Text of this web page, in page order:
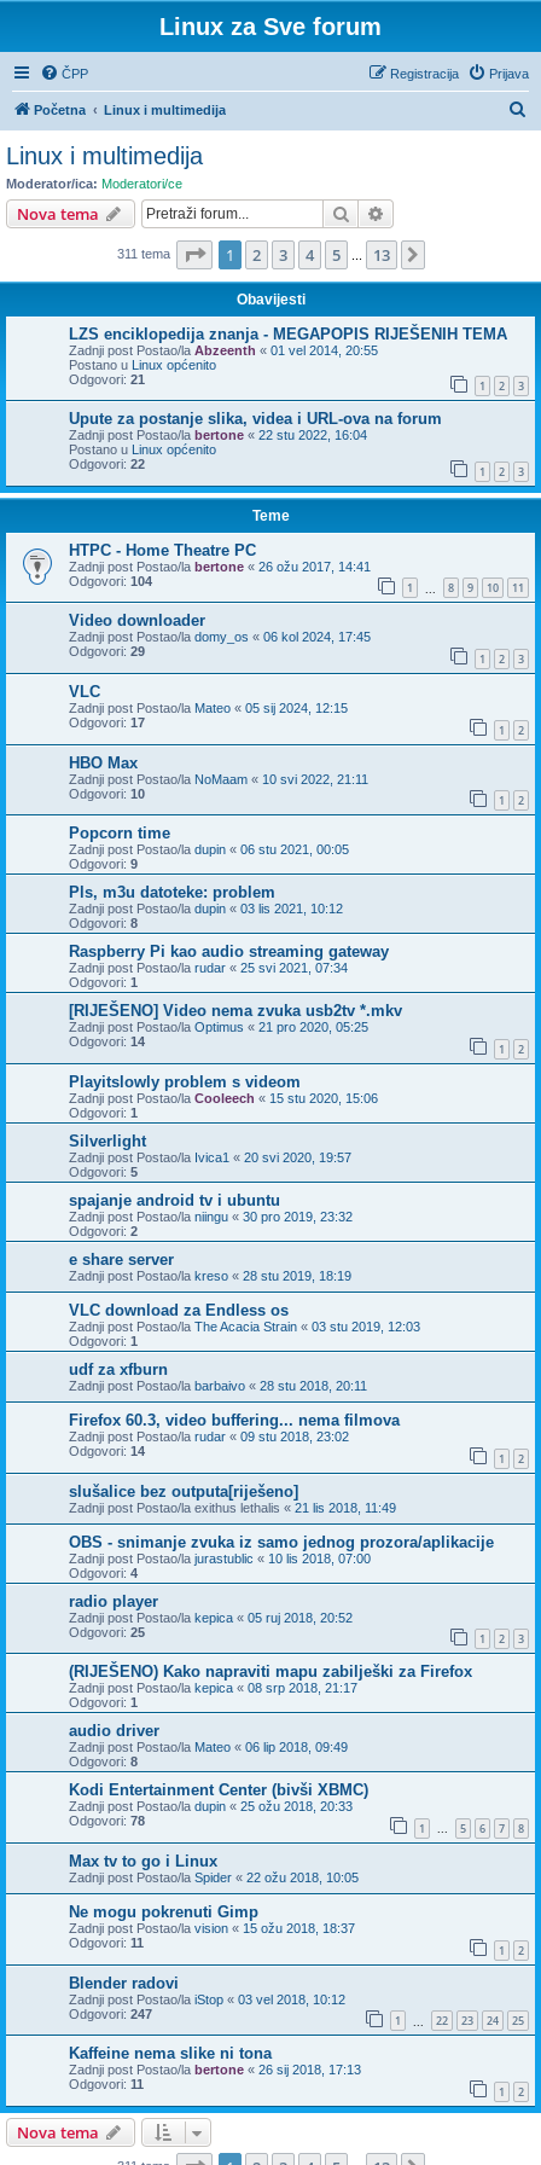
Linux za Sve forum
ČPP Prijava
Registracija
Početna Linux i multimedija
ž
Linux i multimedija
Moderator/ica: Moderatori/ce
Nova tema Pretražnik
311 tema Stranica: 1/ 13.
1 2 3 4 5 13
Obavijesti
LZS enciklopedija znanja - MEGAPOPIS RIJEŠENIH TEMA
Zadnji post Postao/la Abzeenth « 01 vel 2014, 20:55
Postano u Linux općenito
Odgovori: 21 1 2 3
Upute za postanje slika, videa i URL-ova na forum
Zadnji post Postao/la bertone « 22 stu 2022, 16:04
Postano u Linux općenito
Odgovori: 22 1 2 3
Teme
HTPC - Home Theatre PC
Zadnji post Postao/la bertone « 26 ožu 2017, 14:41
Odgovori: 104 1 8 9 10 11
Video downloader
Zadnji post Postao/la domy_os « 06 kol 2024, 17:45
Odgovori: 29 1 2 3
VLC
Zadnji post Postao/la Mateo « 05 sij 2024, 12:15
Odgovori: 17 1 2
HBO Max
Zadnji post Postao/la NoMaam « 10 svi 2022, 21:11
Odgovori: 10 1 2
Popcorn time
Zadnji post Postao/la dupin « 06 stu 2021, 00:05
Odgovori: 9
Pls, m3u datoteke: problem
Zadnji post Postao/la dupin « 03 lis 2021, 10:12
Odgovori: 8
Raspberry Pi kao audio streaming gateway
Zadnji post Postao/la rudar « 25 svi 2021, 07:34
Odgovori: 1
[RIJEŠENO] Video nema zvuka usb2tv *.mkv
Zadnji post Postao/la Optimus « 21 pro 2020, 05:25
Odgovori: 14 1 2
Playitslowly problem s videom
Zadnji post Postao/la Cooleech « 15 stu 2020, 15:06
Odgovori: 1
Silverlight
Zadnji post Postao/la Ivica1 « 20 svi 2020, 19:57
Odgovori: 5
spajanje android tv i ubuntu
Zadnji post Postao/la niingu « 30 pro 2019, 23:32
Odgovori: 2
e share server
Zadnji post Postao/la kreso « 28 stu 2019, 18:19
VLC download za Endless os
Zadnji post Postao/la The Acacia Strain « 03 stu 2019, 12:03
Odgovori: 1
udf za xfburn
Zadnji post Postao/la barbaivo « 28 stu 2018, 20:11
Firefox 60.3, video buffering... nema filmova
Zadnji post Postao/la rudar « 09 stu 2018, 23:02
Odgovori: 14 1 2
slušalice bez outputa[riješeno]
Zadnji post Postao/la exithus lethalis « 21 lis 2018, 11:49
OBS - snimanje zvuka iz samo jednog prozora/aplikacije
Zadnji post Postao/la jurastublic « 10 lis 2018, 07:00
Odgovori: 4
radio player
Zadnji post Postao/la kepica « 05 ruj 2018, 20:52
Odgovori: 25 1 2 3
(RIJEŠENO) Kako napraviti mapu zabilješki za Firefox
Zadnji post Postao/la kepica « 08 srp 2018, 21:17
Odgovori: 1
audio driver
Zadnji post Postao/la Mateo « 06 lip 2018, 09:49
Odgovori: 8
Kodi Entertainment Center (bivši XBMC)
Zadnji post Postao/la dupin « 25 ožu 2018, 20:33
Odgovori: 78 1 ... 5 6 7 8
Max tv to go i Linux
Zadnji post Postao/la Spider « 22 ožu 2018, 10:05
Ne mogu pokrenuti Gimp
Zadnji post Postao/la vision « 15 ožu 2018, 18:37
Odgovori: 11 1 2
Blender radovi
Zadnji post Postao/la iStop « 03 vel 2018, 10:12
Odgovori: 247 1 22 23 24 25
Kaffeine nema slike ni tona
Zadnji post Postao/la bertone « 26 sij 2018, 17:13
Odgovori: 11 1 2
Nova tema